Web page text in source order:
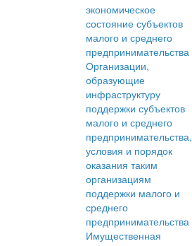
экономическое
состояние субъектов
малого и среднего
предпринимательства
Организации,
образующие
инфраструктуру
поддержки субъектов
малого и среднего
предпринимательства,
условия и порядок
оказания таким
организациям
поддержки малого и
среднего
предпринимательства
Имущественная